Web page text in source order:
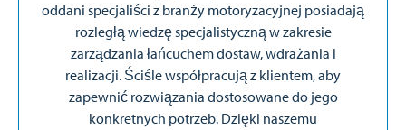
oddani specjaliści z branży motoryzacyjnej posiadają
rozległą wiedzę specjalistyczną w zakresie
zarządzania łańcuchem dostaw, wdrażania i
realizacji. Ściśle współpracują z klientem, aby
zapewnić rozwiązania dostosowane do jego
konkretnych potrzeb. Dzięki naszemu